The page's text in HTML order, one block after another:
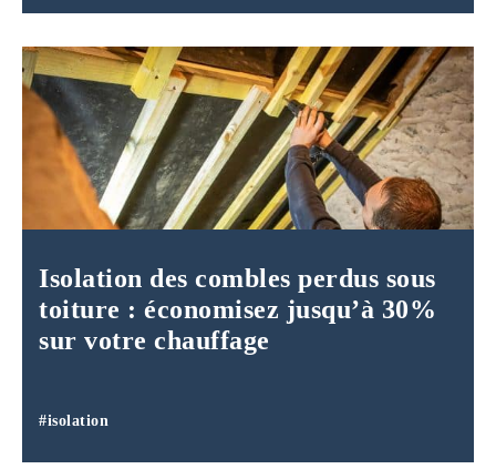
Isolation des combles perdus sous
toiture : économisez jusqu’à 30%
sur votre chauffage
#isolation